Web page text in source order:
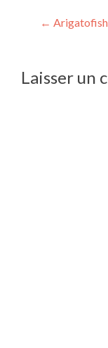
l’article
←
Laisser un